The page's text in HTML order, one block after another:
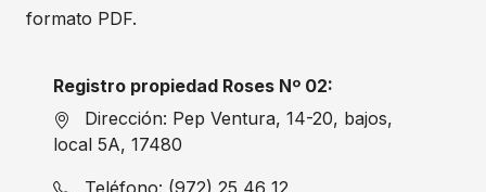
formato PDF.
Registro propiedad Roses Nº 02:
Dirección: Pep Ventura, 14-20, bajos,
local 5A, 17480
Teléfono: (972) 25 46 12